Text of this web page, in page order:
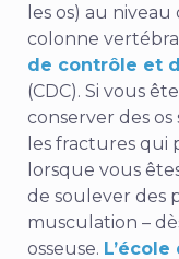
les os) au
colonne
de contrôle et
(CDC). Si vous
conserver des
les fractures
lorsque vous
de soulever des
musculation –
osseuse.